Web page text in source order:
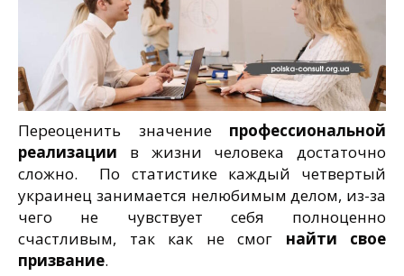
Переоценить значениепрофессиональной
реализации в жизни человека достаточно
сложно. По статистике каждый четвертый
украинец занимается нелюбимым делом, из-за
чего не чувствует себя полноценно
счастливым, так как не смог найти свое
призвание.